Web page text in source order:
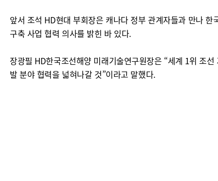
앞서 조석 HD현대 부회장은 캐나다 정부 관계자들과 만나
구축 사업 협력 의사를 밝힌 바 있다.
장광필 HD한국조선해양 미래기술연구원장은 “세계 1위 조
발 분야 협력을 넓혀나갈 것”이라고 말했다.